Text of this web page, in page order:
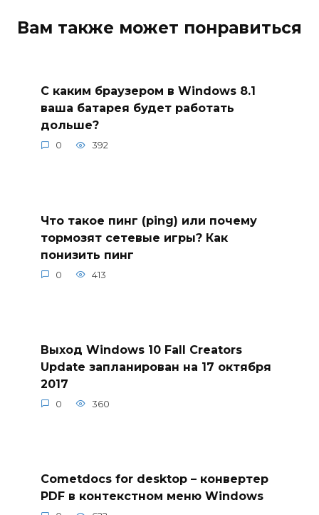
Вам также может понравиться
С каким браузером в Windows 8.1
ваша батарея будет работать
дольше?
0 392
Что такое пинг (ping) или почему
тормозят сетевые игры? Как
понизить пинг
0 413
Выход Windows 10 Fall Creators
Update запланирован на 17 октября
2017
0 360
Cometdocs for desktop – конвертер
PDF в контекстном меню Windows